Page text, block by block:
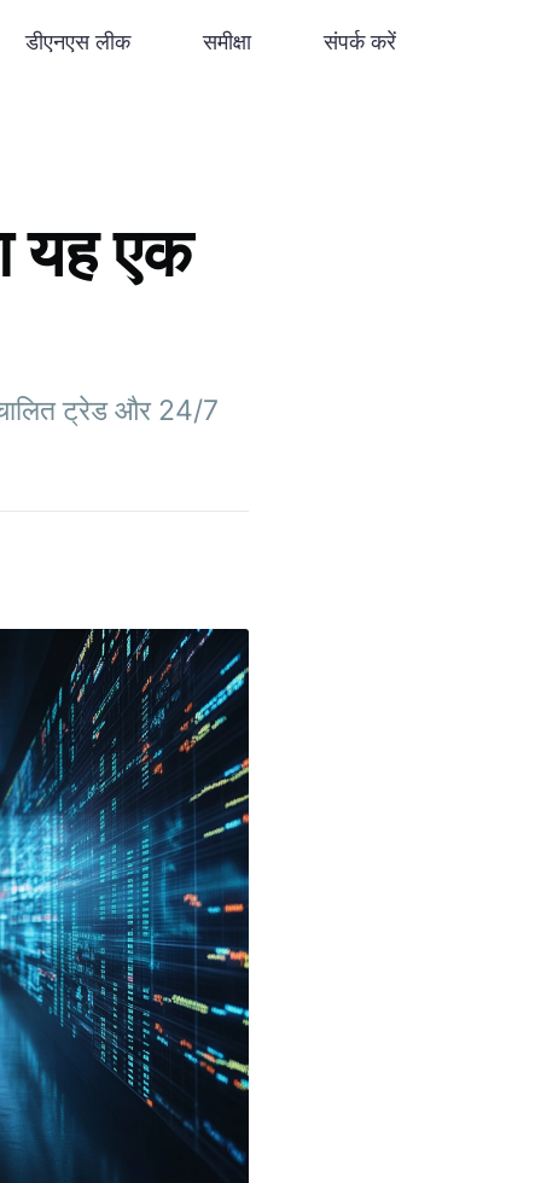
डीएनएस लीक समीक्षा संपर्क करें
यह एक
ट्रेड और 24/7